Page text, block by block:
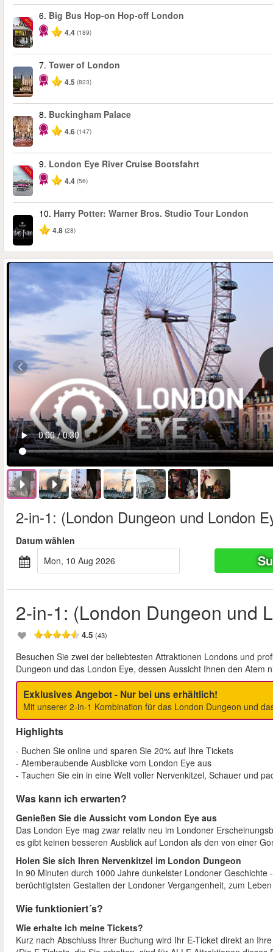
-40%
6. Big Bus Hop-on Hop-off London
4.4 (189)
7. Tower of London
4.5 (823)
8. Buckingham Palace
4.6 (147)
-10%
9. London Eye River Cruise Bootsfahrt
4.4 (56)
10. Harry Potter: Warner Bros. Studio Tour London
4.8 (28)
2-in-1: (London Dungeon und London
Datum wählen
Mon, 10 Aug 2026
2-in-1: (London Dungeon und
4.5 (43)
Besuchen Sie zwei der beliebtesten Attraktionen Londons und
Dungeon und das London Eye, dessen Aussicht Ihnen den Atem
Exklusives Angebot - Nur bei uns erhältlich!
Mit unserer 2-in-1 Kombination für das London Dungeon und
Highlights
- Buchen Sie online und sparen Sie 20% auf Ihre Tickets
- Atemberaubende Ausblicke vom London Eye aus
- Tauchen Sie ein in eine Welt voller Nervenkitzel, Schauer und
Was kann ich erwarten?
Genießen Sie die Aussicht vom London Eye aus
Das London Eye mag zwar relativ neu im Londoner
es gibt keinen besseren Ausblick auf London als den von einer
Holen Sie sich Ihren Nervenkitzel im London Dungeon
In 90 Minuten durch 1000 Jahre dunkelster Londoner
berüchtigtsten Gestalten der Londoner Vergangenheit, zum
Wie funktioniert´s?
Wie erhalte ich meine Tickets?
Kurz nach Abschluss Ihrer Buchung wird Ihr E-Ticket direkt an